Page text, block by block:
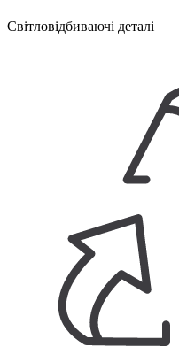
Світловідбиваючі деталі